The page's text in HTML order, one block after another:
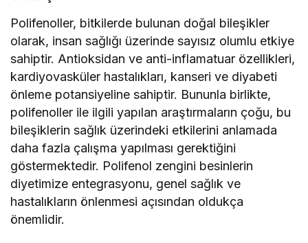
Polifenoller, bitkilerde bulunan doğal bileşikler
olarak, insan sağlığı üzerinde sayısız olumlu etkiye
sahiptir. Antioksidan ve anti-inflamatuar özellikleri,
kardiyovasküler hastalıkları, kanseri ve diyabeti
önleme potansiyeline sahiptir. Bununla birlikte,
polifenoller ile ilgili yapılan araştırmaların çoğu, bu
bileşiklerin sağlık üzerindeki etkilerini anlamada
daha fazla çalışma yapılması gerektiğini
göstermektedir. Polifenol zengini besinlerin
diyetimize entegrasyonu, genel sağlık ve
hastalıkların önlenmesi açısından oldukça
önemlidir.